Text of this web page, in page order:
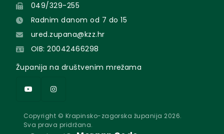
049/329-255
Radnim danom od 7 do 15
ured.zupana@kzz.hr
OIB: 20042466298
Županija na društvenim mrežama
Copyright © Krapinsko-zagorska županija 2026.
Sva prava pridržana.